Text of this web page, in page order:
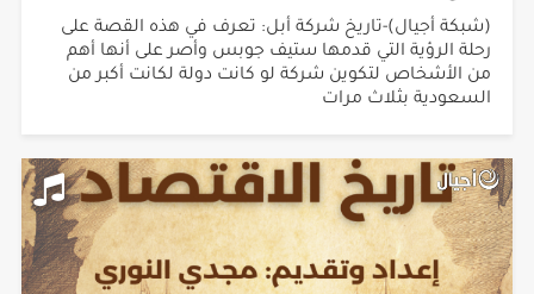
(شبكة أجيال)-تاريخ شركة أبل: تعرف في هذه القصة على
رحلة الرؤية التي قدمها ستيف جوبس وأصر على أنها أهم
من الأشخاص لتكوين شركة لو كانت دولة لكانت أكبر من
السعودية بثلاث مرات